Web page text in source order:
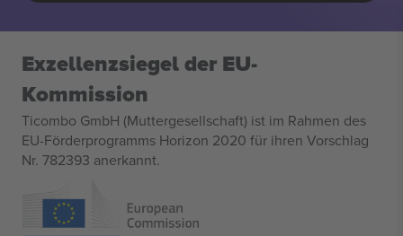
Exzellenzsiegel der EU-
Kommission
Ticombo GmbH (Muttergesellschaft) ist im Rahmen des
EU-Förderprogramms Horizon 2020 für ihren Vorschlag
Nr. 782393 anerkannt.